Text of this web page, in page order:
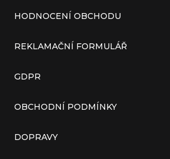
HODNOCENÍ OBCHODU
REKLAMAČNÍ FORMULÁŘ
GDPR
OBCHODNÍ PODMÍNKY
DOPRAVY